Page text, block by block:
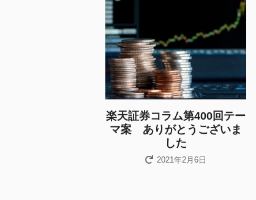
楽天証券コラム第400回テー
マ案 ありがとうございま
した
2021年2月6日